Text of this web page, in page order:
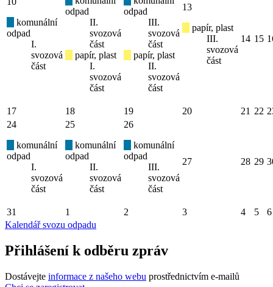
komunální
odpad
I.
svozová
část
odpad
II.
svozová
část
papír, plast
I.
svozová
část
odpad
III.
svozová
část
papír, plast
II.
svozová
část
13
papír, plast
III.
svozová
část
14 15
17 18 19 20 21 22
24
komunální
odpad
I.
svozová
část
25
komunální
odpad
II.
svozová
část
26
komunální
odpad
III.
svozová
část
27 28 29
31 1 2 3 4 5
6
Kalendář svozu odpadu
Přihlášení k odběru zpráv
Dostávejte informace z našeho webu prostřednictvím e-mailů